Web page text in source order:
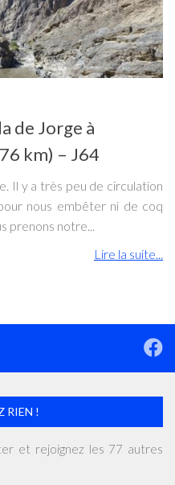
de Jorge à
km) – J64
Il y a très peu de circulation
nous embêter ni de coq
prenons notre...
Lire la suite...
RIEN !
et rejoignez les 77 autres